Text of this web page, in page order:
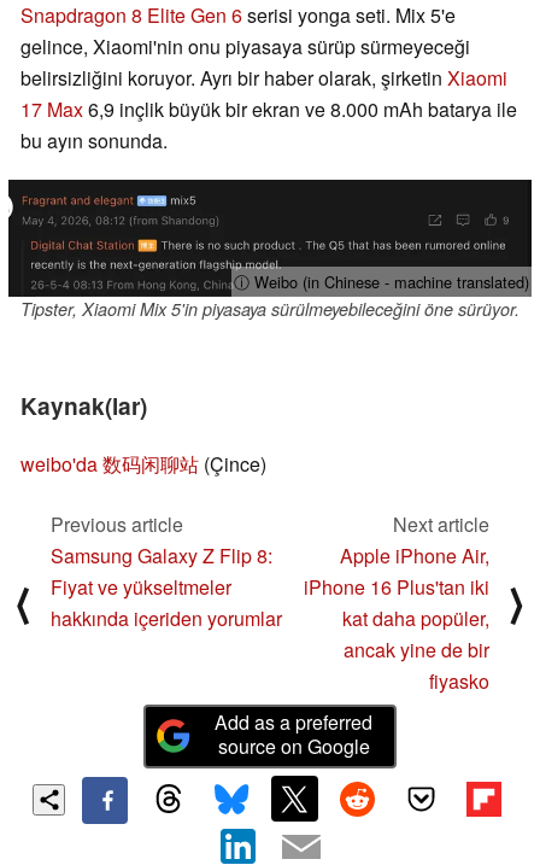
Snapdragon 8 Elite Gen 6serisi yonga seti. Mix 5'e
gelince, Xiaomi'nin onu piyasaya sürüp sürmeyeceği
belirsizliğini koruyor. Ayrı bir haber olarak, şirketin Xiaomi
17 Max6,9 inçlik büyük bir ekran ve 8.000 mAh batarya ile
bu ayın sonunda.
ⓘ Weibo (in Chinese - machine translated)
Tipster, Xiaomi Mix 5'in piyasaya sürülmeyebileceğini öne sürüyor.
Kaynak(lar)
weibo'da 数码闲聊站 (Çince)
⟨
Previous article
Samsung Galaxy Z Flip 8:
Fiyat ve yükseltmeler
hakkında içeriden yorumlar
Next article
Apple iPhone Air,
iPhone 16 Plus'tan iki
kat daha popüler,
ancak yine de bir
fiyasko
⟩
Add as a preferred
source on Google